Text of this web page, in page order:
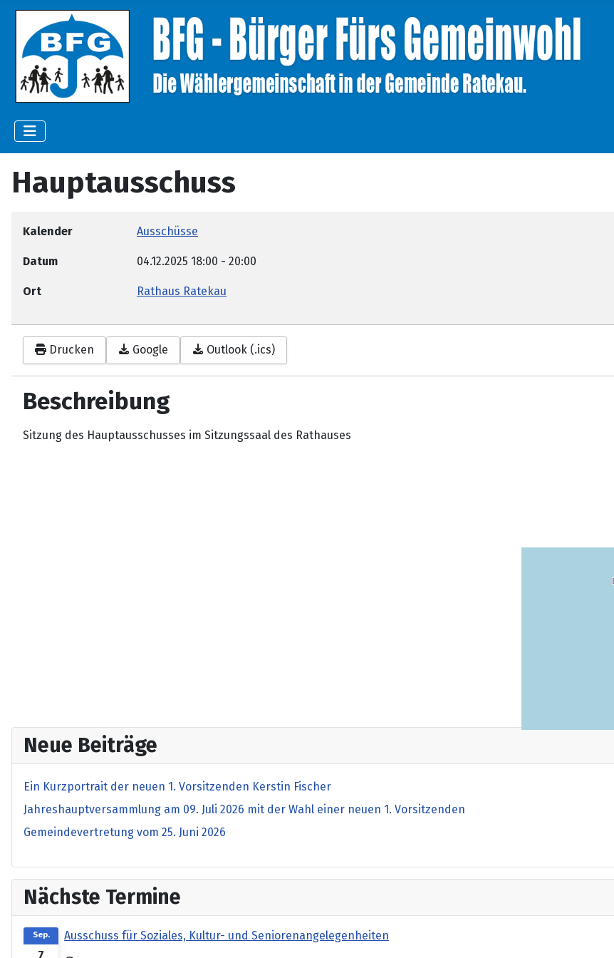
Neue Beiträge
Ein Kurzportrait der neuen 1. Vorsitzenden Kerstin Fischer
Jahreshauptversammlung am 09. Juli 2026 mit der Wahl einer neuen 1. Vorsitzenden
Gemeindevertretung vom 25. Juni 2026
Nächste Termine
7
Sep.
Ausschuss für Soziales, Kultur- und Seniorenangelegenheiten
Hauptausschuss
Kalender Ausschüsse
Datum 04.12.2025 18:00 - 20:00
Ort Rathaus Ratekau
Drucken Google Outlook (.ics)
Beschreibung
Sitzung des Hauptausschusses im Sitzungssaal des Rathauses